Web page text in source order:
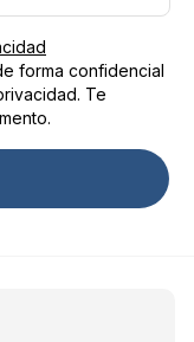
forma confidencial
Te